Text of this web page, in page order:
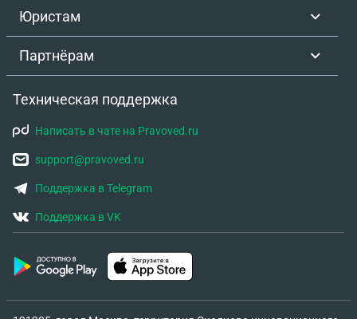
Юристам
Партнёрам
Техническая поддержка
Написать в чате на Pravoved.ru
support@pravoved.ru
Поддержка в Telegram
Поддержка в VK